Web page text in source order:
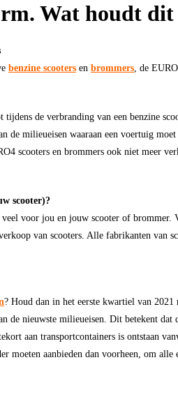
Wat houdt
benzine scooters en brommers , de
de verbranding van een benzine
de milieueisen waaraan een voertuig
scooters en brommers ook niet meer
scooter)?
voor jou en jouw scooter of brommer.
van scooters. Alle fabrikanten van
? Houd dan in het eerste kwartiel van
de nieuwste milieueisen. Dit betekent
aan transportcontainers is ontstaan
moeten aanbieden dan voorheen, om